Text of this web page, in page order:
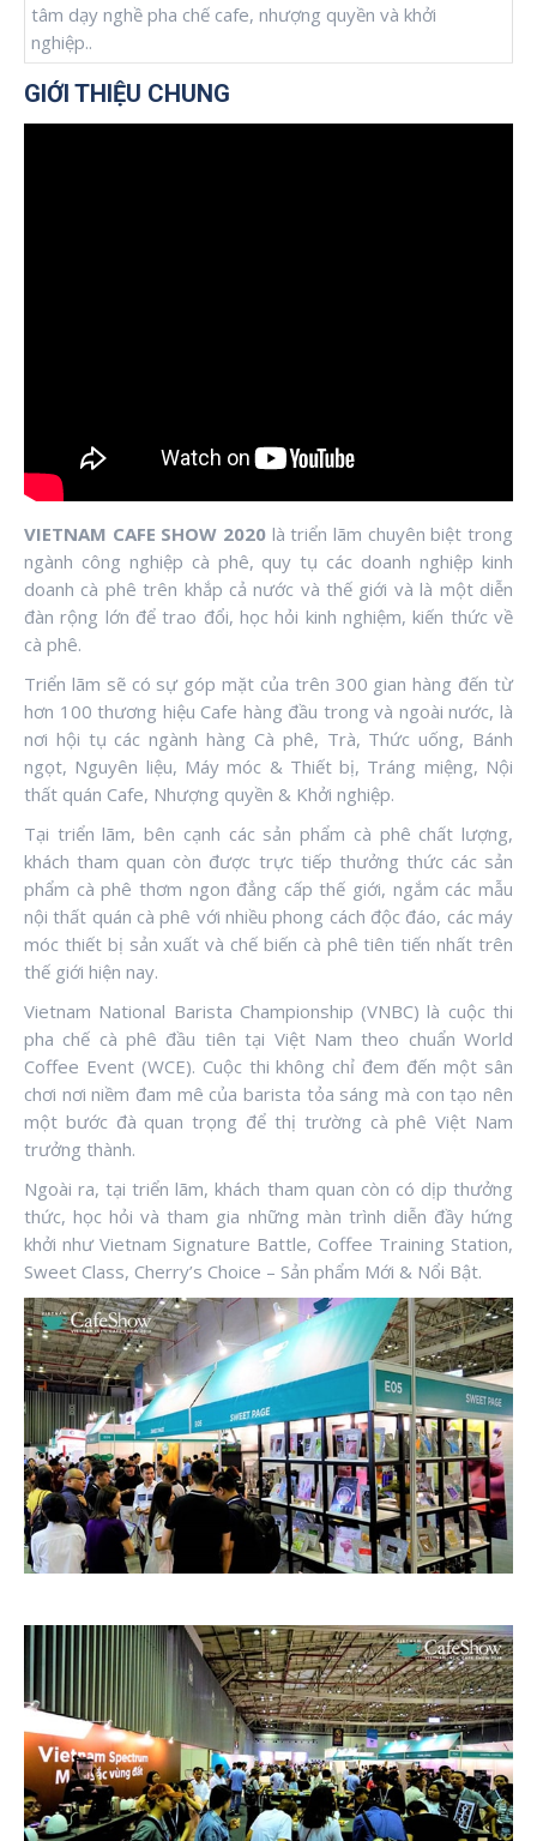
tâm dạy nghề pha chế cafe, nhượng quyền và khởi
nghiệp..
GIỚI THIỆU CHUNG
VIETNAM CAFE SHOW 2020 là triển lãm chuyên biệt trong
ngành công nghiệp cà phê, quy tụ các doanh nghiệp kinh
doanh cà phê trên khắp cả nước và thế giới và là một diễn
đàn rộng lớn để trao đổi, học hỏi kinh nghiệm, kiến thức về
cà phê.
Triển lãm sẽ có sự góp mặt của trên 300 gian hàng đến từ
hơn 100 thương hiệu Cafe hàng đầu trong và ngoài nước, là
nơi hội tụ các ngành hàng Cà phê, Trà, Thức uống, Bánh
ngọt, Nguyên liệu, Máy móc & Thiết bị, Tráng miệng, Nội
thất quán Cafe, Nhượng quyền & Khởi nghiệp.
Tại triển lãm, bên cạnh các sản phẩm cà phê chất lượng,
khách tham quan còn được trực tiếp thưởng thức các sản
phẩm cà phê thơm ngon đẳng cấp thế giới, ngắm các mẫu
nội thất quán cà phê với nhiều phong cách độc đáo, các máy
móc thiết bị sản xuất và chế biến cà phê tiên tiến nhất trên
thế giới hiện nay.
Vietnam National Barista Championship (VNBC) là cuộc thi
pha chế cà phê đầu tiên tại Việt Nam theo chuẩn World
Coffee Event (WCE). Cuộc thi không chỉ đem đến một sân
chơi nơi niềm đam mê của barista tỏa sáng mà con tạo nên
một bước đà quan trọng để thị trường cà phê Việt Nam
trưởng thành.
Ngoài ra, tại triển lãm, khách tham quan còn có dịp thưởng
thức, học hỏi và tham gia những màn trình diễn đầy hứng
khởi như Vietnam Signature Battle, Coffee Training Station,
Sweet Class, Cherry’s Choice – Sản phẩm Mới & Nổi Bật.